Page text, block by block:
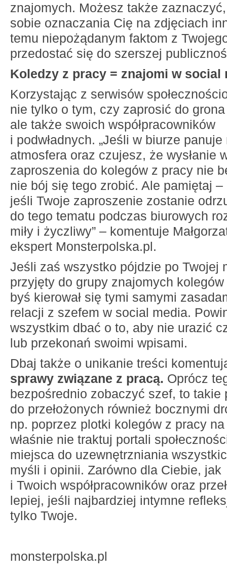
znajomych. Możesz także
sobie oznaczania Cię na zdjęciach
temu niepożądanym faktom z
przedostać się do szerszej
Koledzy z pracy = znajomi w social
Korzystając z serwisów
nie tylko o tym, czy zaprosić do
ale także swoich współpracowników
i podwładnych. „Jeśli w biurze panuje
atmosfera oraz czujesz, że wysłanie
zaproszenia do kolegów z pracy nie
nie bój się tego zrobić. Ale pamiętaj –
jeśli Twoje zaproszenie zostanie
do tego tematu podczas biurowych
miły i życzliwy” – komentuje
ekspert Monsterpolska.pl.
Jeśli zaś wszystko pójdzie po Twojej
przyjęty do grupy znajomych
byś kierował się tymi samymi
relacji z szefem w social media.
wszystkim dbać o to, aby nie urazić
lub przekonań swoimi wpisami.
Dbaj także o unikanie treści
sprawy związane z pracą. Oprócz
bezpośrednio zobaczyć szef, to takie
do przełożonych również bocznymi
np. poprzez plotki kolegów z pracy
właśnie nie traktuj portali
miejsca do uzewnętrzniania
myśli i opinii. Zarówno dla Ciebie, jak
i Twoich współpracowników oraz
lepiej, jeśli najbardziej intymne
tylko Twoje.
monsterpolska.pl